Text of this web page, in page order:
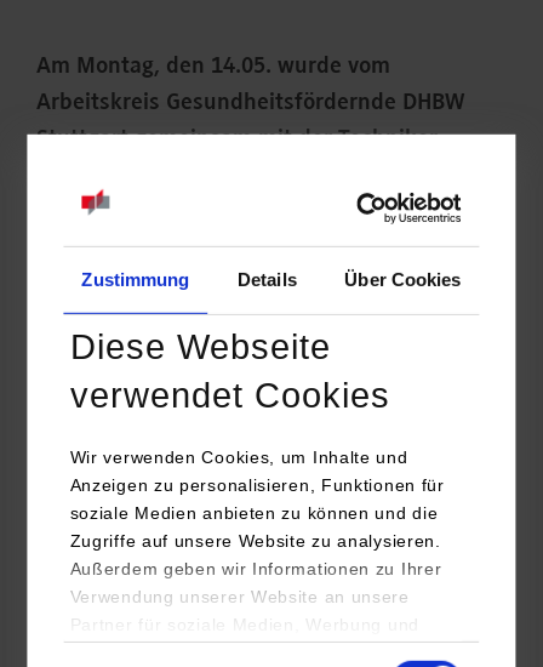
Zustimmung Details Über Cookies
Diese Webseite
verwendet Cookies
Wir verwenden Cookies, um Inhalte und
Anzeigen zu personalisieren, Funktionen für
soziale Medien anbieten zu können und die
Zugriffe auf unsere Website zu analysieren.
Außerdem geben wir Informationen zu Ihrer
Verwendung unserer Website an unsere
Partner für soziale Medien, Werbung und
Am Montag, den 14.05. wurde vom
Arbeitskreis Gesundheitsfördernde DHBW
Stuttgart gemeinsam mit der Techniker
Campus Horb veranstaltet.
Dabei ging es um die Themen Ernährung und Bewegung und
wie diese sinnvoll und zielführend in Studium und Berufsalltag